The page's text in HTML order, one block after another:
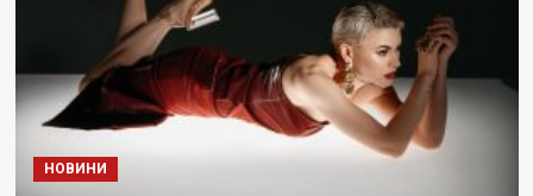
НОВИНИ